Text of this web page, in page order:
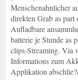
Menschenahnlicher
direkten Grab as part
Aufladbare
batterie je Stunde as
clips-Streaming. Via
Informations zum
Applikation